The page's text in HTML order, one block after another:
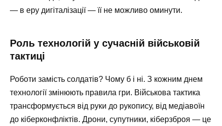
— в еру дигіталізації — її не можливо оминути.
Роль технологій у сучасній військовій
тактиці
Роботи замість солдатів? Чому б і ні. З кожним днем
технології змінюють правила гри. Військова тактика
трансформується від руки до рукопису, від медіавоїн
до кіберконфліктів. Дрони, супутники, кіберзброя — це